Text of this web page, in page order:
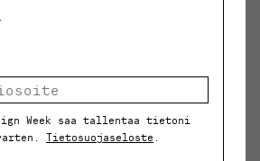
Week saa tallentaa tietoni
Tietosuojaseloste